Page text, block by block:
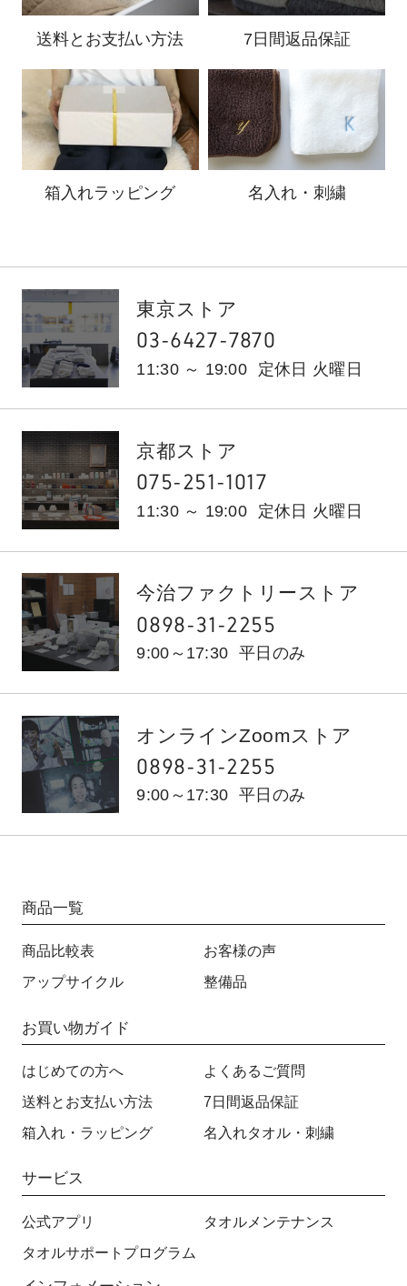
送料と お支払い方法 7日間返品保証
箱入れラッピング 名入れ・刺繍
東京ストア
03-6427-7870
11:30 ～ 19:00 定休日 火曜日
京都ストア
075-251-1017
11:30 ～ 19:00 定休日 火曜日
今治ファクトリーストア
0898-31-2255
9:00～17:30 平日のみ
オンラインZoomストア
0898-31-2255
9:00～17:30 平日のみ
商品一覧
商品比較表 お客様の声
アップサイクル 整備品
お買い物ガイド
はじめての方へ よくあるご質問
送料とお支払い方法 7日間返品保証
箱入れ・ラッピング 名入れタオル・刺繍
サービス
公式アプリ タオルメンテナンス
タオルサポートプログラム